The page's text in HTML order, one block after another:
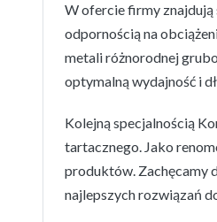
W ofercie firmy znajdują
odpornością na
metali różnorodnej
optymalną wydajność i
Kolejną specjalnością
tartacznego. Jako
produktów. Zachęcamy
najlepszych rozwiązań